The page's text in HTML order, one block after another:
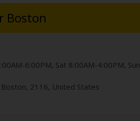
Boston
6:00PM, Sat 8:00AM-4:00PM, Sun
Boston, 2116, United States